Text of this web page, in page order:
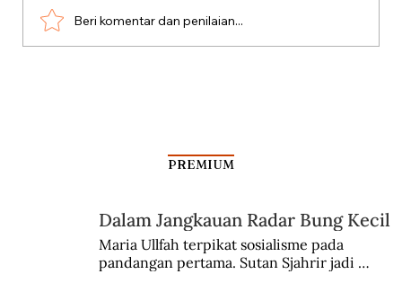
Dari Srebrenica ke Palestina
Beri komentar dan penilaian...
PREMIUM
Dalam Jangkauan Radar Bung Kecil
Maria Ullfah terpikat sosialisme pada
pandangan pertama. Sutan Sjahrir jadi